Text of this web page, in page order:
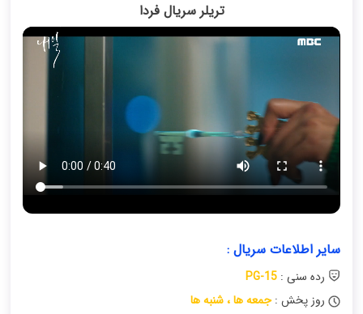
تریلر سریال فردا
سایر اطلاعات سریال :
رده سنی :PG-15
روز پخش :جمعه ها ، شنبه ها